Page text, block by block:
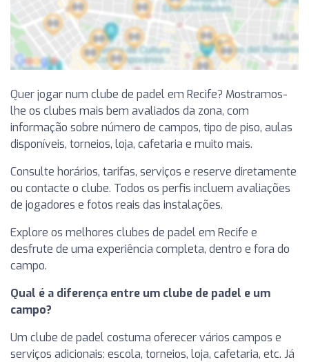
Quer jogar num clube de padel em Recife? Mostramos-
lhe os clubes mais bem avaliados da zona, com
informação sobre número de campos, tipo de piso, aulas
disponíveis, torneios, loja, cafetaria e muito mais.
Consulte horários, tarifas, serviços e reserve diretamente
ou contacte o clube. Todos os perfis incluem avaliações
de jogadores e fotos reais das instalações.
Explore os melhores clubes de padel em Recife e
desfrute de uma experiência completa, dentro e fora do
campo.
Qual é a diferença entre um clube de padel e um
campo?
Um clube de padel costuma oferecer vários campos e
serviços adicionais: escola, torneios, loja, cafetaria, etc. Já